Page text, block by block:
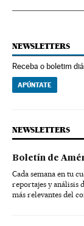
NEWSLETTERS
Receba o boletim
APÚNTATE
NEWSLETTERS
Boletín de
Cada semana en tu
reportajes y análisis
más relevantes del